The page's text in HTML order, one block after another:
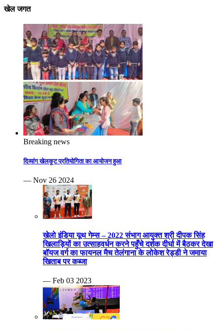
खेल जगत
Breaking news
दिव्यांग खेलकूट प्रतियोगिता का आयोजन हुआ
— Nov 26 2024
खेलो इंडिया यूथ गेम्स – 2022 संभाग आयुक्त श्री दीपक सिंह
खिलाड़ियों का उत्साहवर्धन करने पहुँचे दर्शक दीर्घा में बैठकर देखा
बॉयज वर्ग का फायनल मैच तेलंगाना के लोकेश रेड्डी ने जमाया
खिताब पर कब्जा
— Feb 03 2023